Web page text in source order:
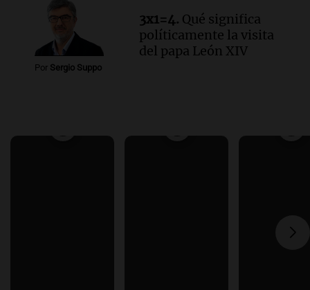
Por Sergio Suppo
3x1=4. Qué significa
políticamente la visita
del papa León XIV